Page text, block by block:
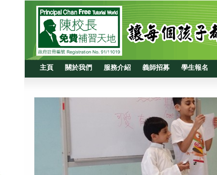
主頁 關於我們 服務介紹 義師招募 學生報名